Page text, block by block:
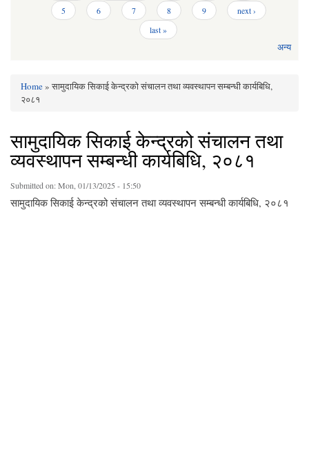
5 6 7 8 9
next ›
last »
अन्य
You are here
Home» सामुदायिक सिकाई केन्द्रको संचालन तथा व्यवस्थापन सम्बन्धी कार्यबिधि,
२०८१
सामुदायिक सिकाई केन्द्रको संचालन तथा
व्यवस्थापन सम्बन्धी कार्यबिधि, २०८१
Submitted on:Mon, 01/13/2025 - 15:50
सामुदायिक सिकाई केन्द्रको संचालन तथा व्यवस्थापन सम्बन्धी कार्यबिधि, २०८१